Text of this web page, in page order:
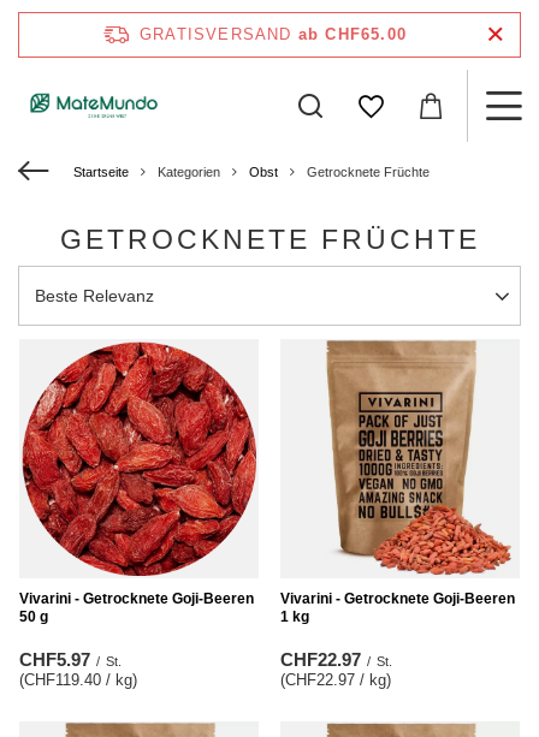
GRATISVERSAND ab CHF65.00
Startseite Kategorien Obst Getrocknete Früchte
GETROCKNETE FRÜCHTE
Sortierung ändern
Beste Relevanz
Vivarini - Getrocknete Goji-Beeren
50 g
CHF5.97 / St.
(CHF119.40 / kg)
Vivarini - Getrocknete Goji-Beeren
1 kg
CHF22.97 / St.
(CHF22.97 / kg)